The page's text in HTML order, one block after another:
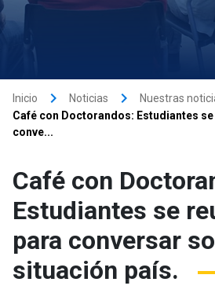
Inicio keyboard_arrow_right Noticias keyboard_arrow_right Nuestras
Café con Doctorandos: Estudiantes
conve...
Café con
Estudiantes se
para conversar
situación país.